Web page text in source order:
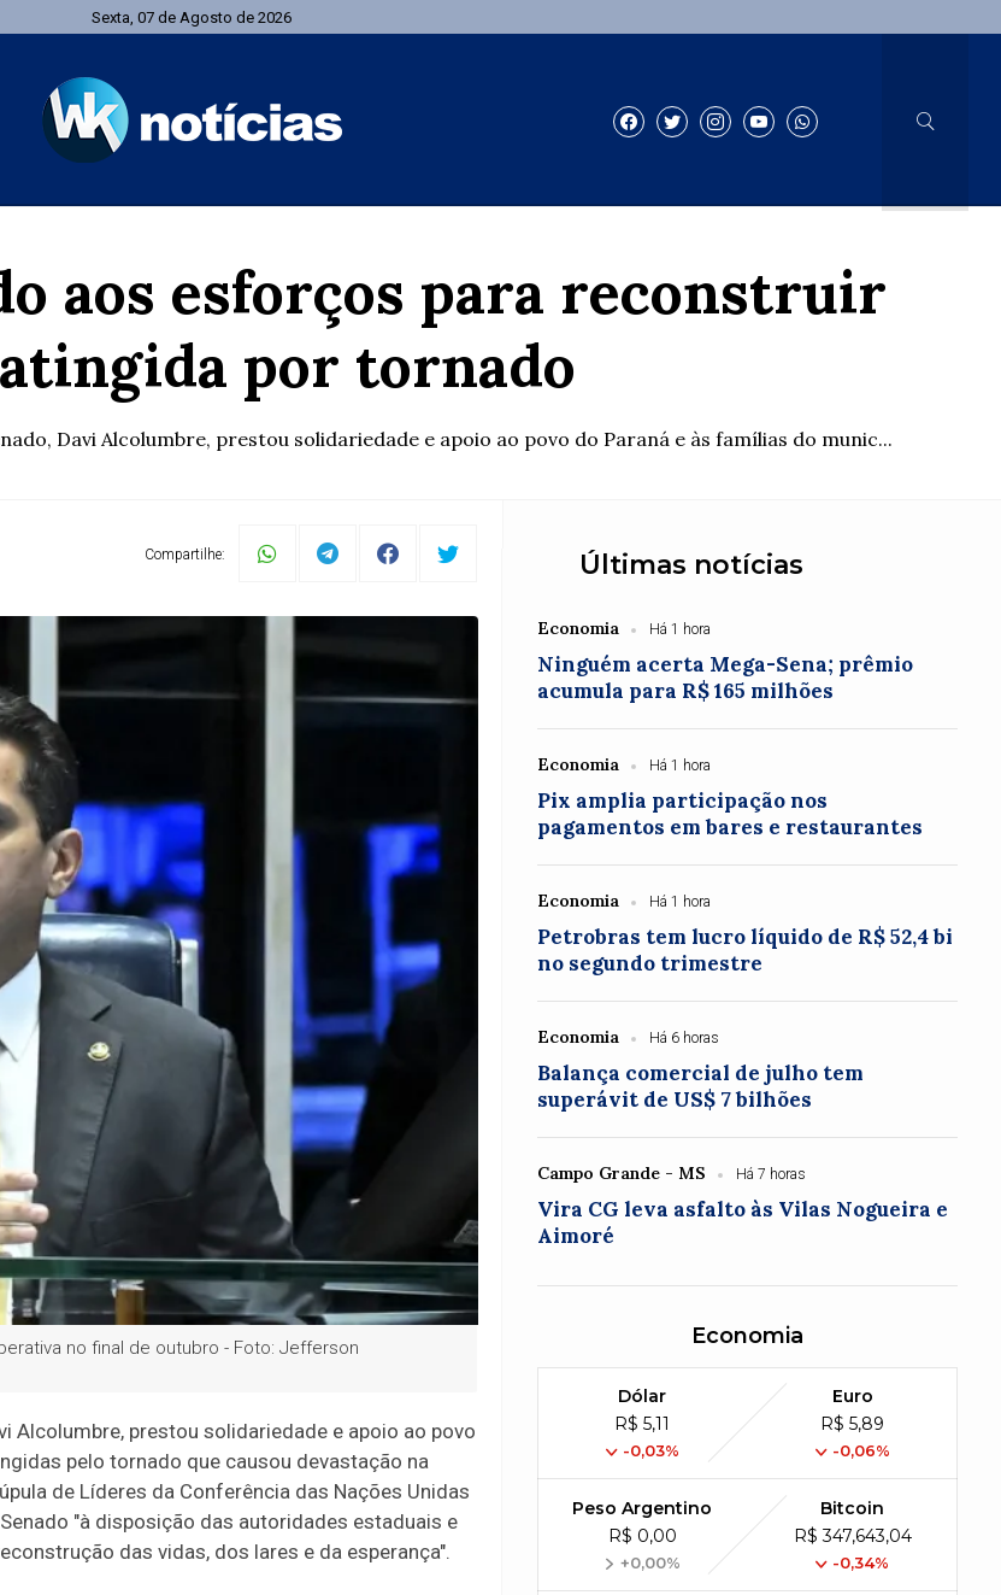
Sexta, 07 de Agosto de 2026
aos esforços para reconstruir
por tornado
Davi Alcolumbre, prestou solidariedade e apoio ao povo do Paraná e às famílias do munic...
Compartilhe:
no final de outubro - Foto: Jefferson
Alcolumbre, prestou solidariedade e apoio ao povo
pelo tornado que causou devastação na
de Líderes da Conferência das Nações Unidas
"à disposição das autoridades estaduais e
das vidas, dos lares e da esperança".
Últimas notícias
Economia Há 1 hora
Ninguém acerta Mega-Sena; prêmio
acumula para R$ 165 milhões
Economia Há 1 hora
Pix amplia participação nos
pagamentos em bares e restaurantes
Economia Há 1 hora
Petrobras tem lucro líquido de R$ 52,4 bi
no segundo trimestre
Economia Há 6 horas
Balança comercial de julho tem
superávit de US$ 7 bilhões
Campo Grande - MS Há 7 horas
Vira CG leva asfalto às Vilas Nogueira e
Aimoré
Economia
Dólar
R$ 5,11
-0,03%
Euro
R$ 5,89
-0,06%
Peso Argentino
R$ 0,00
+0,00%
Bitcoin
R$ 347,643,04
-0,34%